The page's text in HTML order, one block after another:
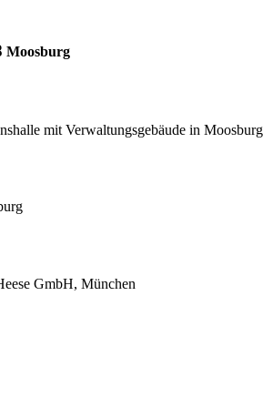
Moosburg
mit Verwaltungsgebäude in
GmbH, München